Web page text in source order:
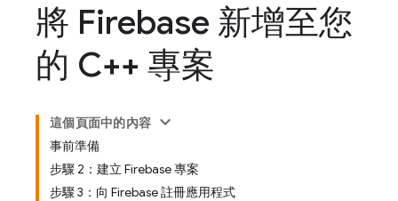
將 Firebase 新增至您
的 C++ 專案
這個頁面中的內容
事前準備
步驟 2：建立 Firebase 專案
步驟 3：向 Firebase 註冊應用程式